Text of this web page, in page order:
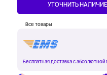
УТОЧНИТЬ НАЛИЧИЕ
Все товары
Бесплатная доставка с абсолютной